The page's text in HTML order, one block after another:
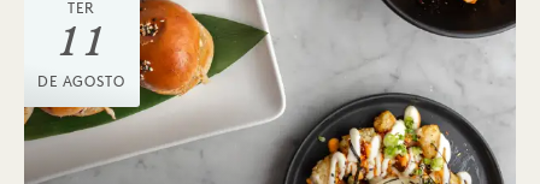
TER
11
DE AGOSTO